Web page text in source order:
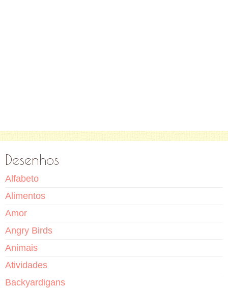
Desenhos
Alfabeto
Alimentos
Amor
Angry Birds
Animais
Atividades
Backyardigans